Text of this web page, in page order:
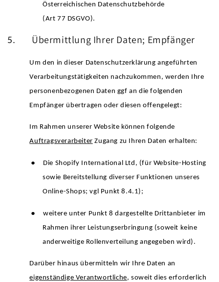
Österreichischen Datenschutzbehörde
(Art 77 DSGVO).
5. Übermittlung Ihrer Daten; Empfänger
Um den in dieser Datenschutzerklärung angeführten
Verarbeitungstätigkeiten nachzukommen, werden Ihre
personenbezogenen Daten ggf an die folgenden
Empfänger übertragen oder diesen offengelegt:
Im Rahmen unserer Website können folgende
Auftragsverarbeiter Zugang zu Ihren Daten erhalten:
●
Die Shopify International Ltd, (für Website-Hosting
sowie Bereitstellung diverser Funktionen unseres
Online-Shops; vgl Punkt 8.4.1);
●
weitere unter Punkt 8 dargestellte Drittanbieter im
Rahmen ihrer Leistungserbringung (soweit keine
anderweitige Rollenverteilung angegeben wird).
Darüber hinaus übermitteln wir Ihre Daten an
eigenständige Verantwortliche, soweit dies erforderlich